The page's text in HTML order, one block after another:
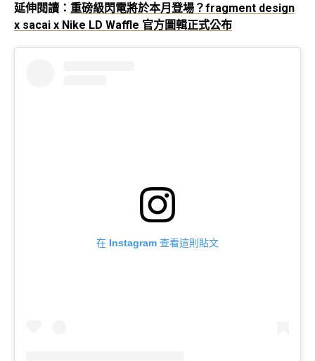
延伸閱讀： 重磅級閃電將於本月登場？fragment design
x sacai x Nike LD Waffle 官方圖輯正式公布
在 Instagram 查看這則貼文